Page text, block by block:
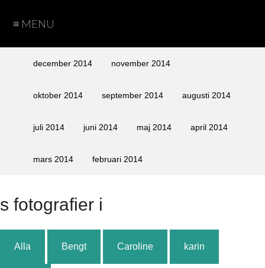
≡ MENU
sida
sida
Fotograf
Cookiedecember 2014 november 2014
oktober 2014 september 2014 augusti 2014
juli 2014 juni 2014 maj 2014 april 2014
mars 2014 februari 2014
s fotografier i
Alla Bengt Caroline karin